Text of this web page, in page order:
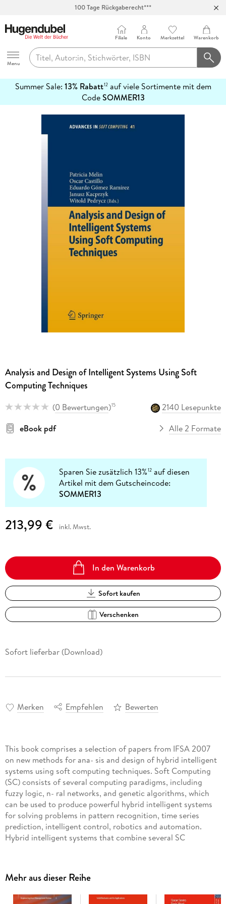
100 Tage Rückgaberecht***
Hugendubel
Menu
Filiale Konto Merkzettel Warenkorb
Summer Sale: 13% Rabatt12auf viele Sortimente mit dem
CodeSOMMER13
erfahren
Analysis and Design of Intelligent Systems Using Soft
Computing Techniques
(0 Bewertungen)15
2140 Lesepunkte
eBook pdf
Alle 2 Formate
Sparen Sie zusätzlich 13%12 auf diesen
Artikel mit dem Gutscheincode:
SOMMER13
213,99 € inkl. Mwst.
In den Warenkorb
Sofort kaufen
Verschenken
Sofort lieferbar (Download)
Merken Empfehlen Bewerten
This book comprises a selection of papers from IFSA 2007
on new methods for ana- sis and design of hybrid intelligent
systems using soft computing techniques. Soft Computing
(SC) consists of several computing paradigms, including
fuzzy logic, n- ral networks, and genetic algorithms, which
can be used to produce powerful hybrid intelligent systems
for solving problems in pattern recognition, time series
prediction, intelligent control, robotics and automation.
Hybrid intelligent systems that combine several SC
impact on the efficiency and accuracy of these systems, for
this reason it is very important to optimize architecture
Mehr aus dieser Reihe